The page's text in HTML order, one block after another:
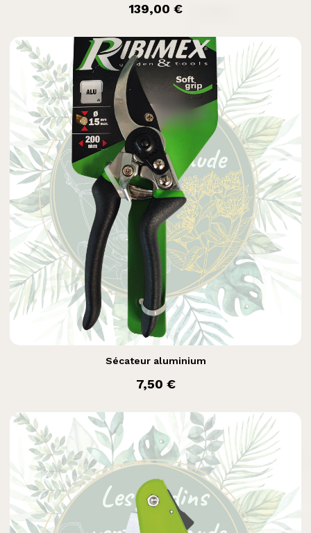
prix
139,00 €
Aperçu rapide
Sécateur aluminium
prix
7,50 €